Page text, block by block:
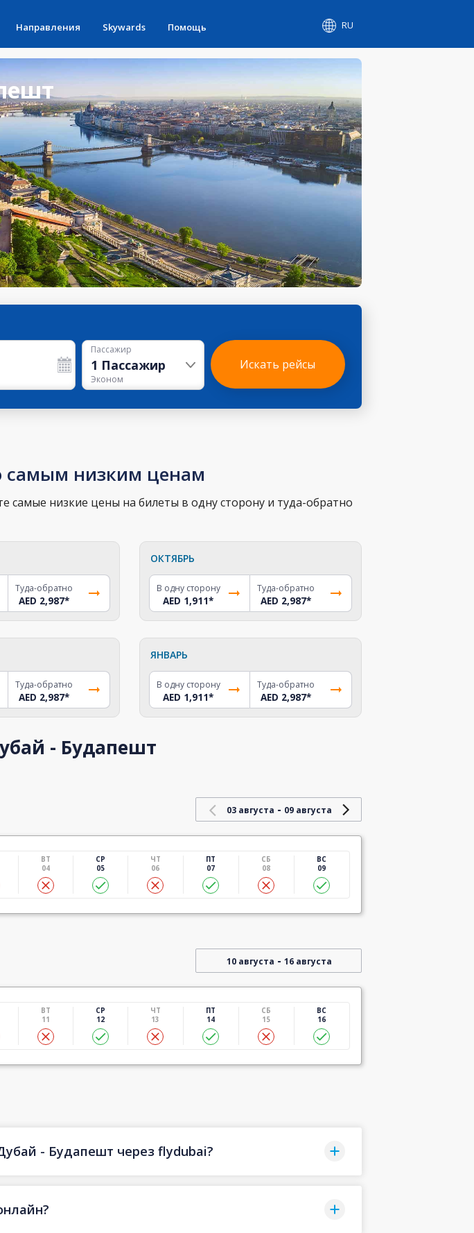
Направления Skywards Помощь RU
Пассажир
1 Пассажир
Эконом
Искать рейсы
самым низким ценам
низкие цены на билеты в одну сторону и туда-обратно
Туда-обратно
AED 2,987*
ОКТЯБРЬ
В одну сторону
AED 1,911*
Туда-обратно
AED 2,987*
Туда-обратно
AED 2,987*
ЯНВАРЬ
В одну сторону
AED 1,911*
Туда-обратно
AED 2,987*
- Будапешт
03 августа - 09 августа
ВТ
04
СР
05
ЧТ
06
ПТ
07
СБ
08
ВС
09
10 августа - 16 августа
ВТ
11
СР
12
ЧТ
13
ПТ
14
СБ
15
ВС
16
- Будапешт через flydubai?